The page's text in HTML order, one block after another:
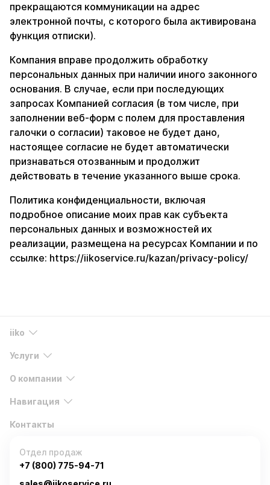
прекращаются коммуникации на адрес
электронной почты, с которого была активирована
функция отписки).
Компания вправе продолжить обработку
персональных данных при наличии иного законного
основания. В случае, если при последующих
запросах Компанией согласия (в том числе, при
заполнении веб-форм с полем для проставления
галочки о согласии) таковое не будет дано,
настоящее согласие не будет автоматически
признаваться отозванным и продолжит
действовать в течение указанного выше срока.
Политика конфиденциальности, включая
подробное описание моих прав как субъекта
персональных данных и возможностей их
реализации, размещена на ресурсах Компании и по
ссылке: https://iikoservice.ru/kazan/privacy-policy/
iiko
Услуги
О компании
Навигация
Контакты
Отдел продаж
+7 (800) 775-94-71